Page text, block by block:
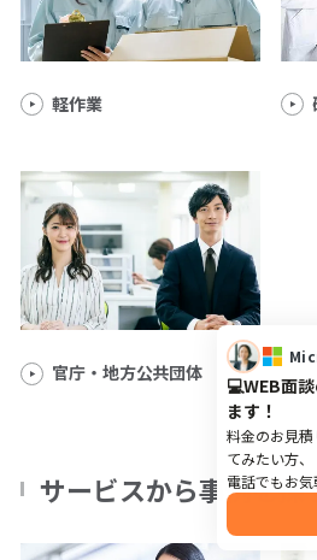
軽作業
官庁・地方公共団体
サービスから事例を探